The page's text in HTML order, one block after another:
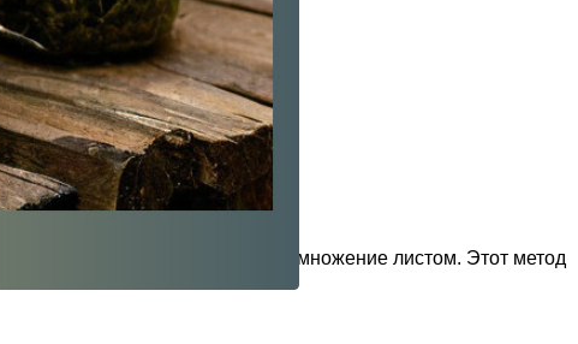
из необычных способов — размножение листом. Этот метод